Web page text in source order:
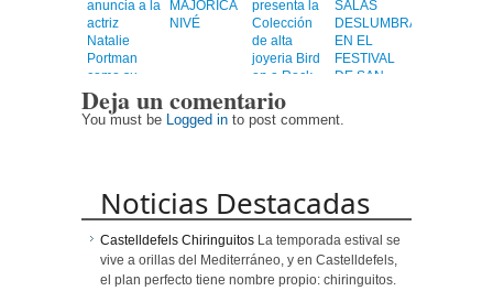
anuncia a la
actriz
Natalie
Portman
como su
nueva
embajadora
mundial.
MAJORICA
NIVÉ
presenta la
Colección
de alta
joyeria Bird
on a Rock
SALAS
DESLUMBRA
EN EL
FESTIVAL
DE SAN
Deja un comentario
You must be Logged in to post comment.
Noticias Destacadas
Castelldefels Chiringuitos La temporada estival se
vive a orillas del Mediterráneo, y en Castelldefels,
el plan perfecto tiene nombre propio: chiringuitos.